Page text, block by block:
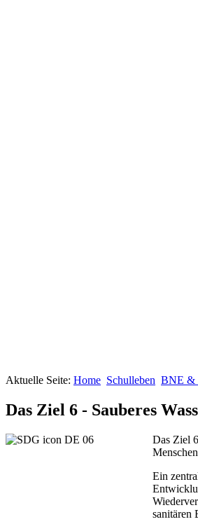
Aktuelle Seite: Home Schulleben BNE &
Das Ziel 6 - Sauberes
Das Ziel
Ein
sanitären